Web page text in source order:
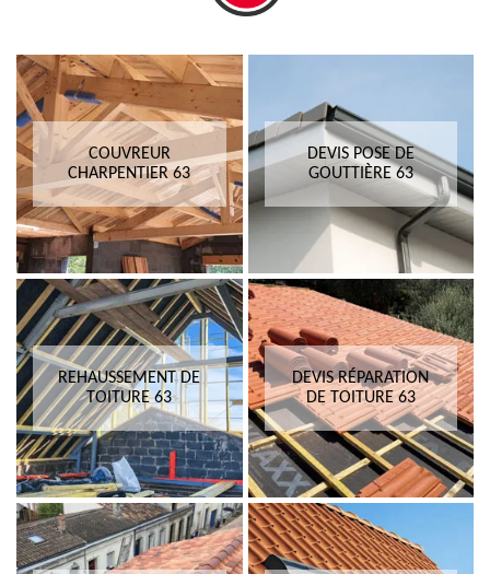
COUVREUR
CHARPENTIER 63
DEVIS POSE DE
GOUTTIÈRE 63
REHAUSSEMENT DE
TOITURE 63
DEVIS RÉPARATION
DE TOITURE 63